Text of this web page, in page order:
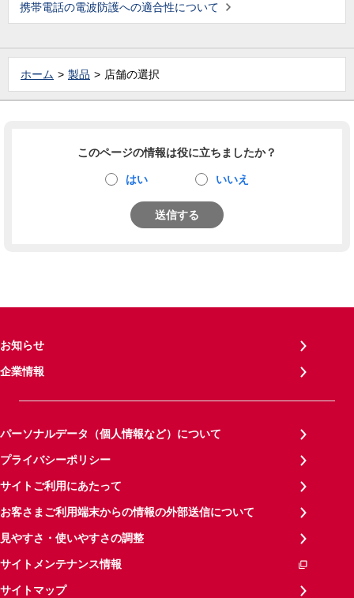
携帯電話の電波防護への適合性について
ホーム 製品 店舗の選択
このページの情報は役に立ちましたか？
はい いいえ
送信する
お知らせ
企業情報
パーソナルデータ（個人情報など）について
プライバシーポリシー
サイトご利用にあたって
お客さまご利用端末からの情報の外部送信について
見やすさ・使いやすさの調整
サイトメンテナンス情報
サイトマップ